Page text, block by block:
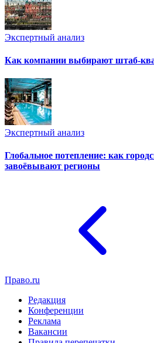
Экспертный анализ
Как компании выбирают штаб-
Экспертный анализ
Глобальное потепление: как
завоёвывают регионы
Право.ru
Редакция
Конференции
Реклама
Вакансии